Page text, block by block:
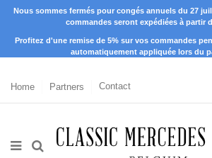
Nous sommes fermés pour congés annuels du 27
commandes seront expédiées à partir
Profitez d'une remise de 5% sur vos commandes
automatiquement appliquée lors du
Home Partners Contact